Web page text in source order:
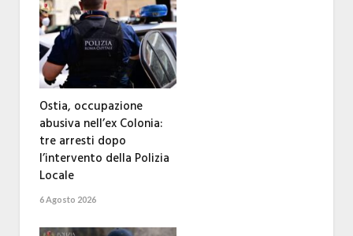
Ostia, occupazione
abusiva nell’ex Colonia:
tre arresti dopo
l’intervento della Polizia
Locale
6 Agosto 2026